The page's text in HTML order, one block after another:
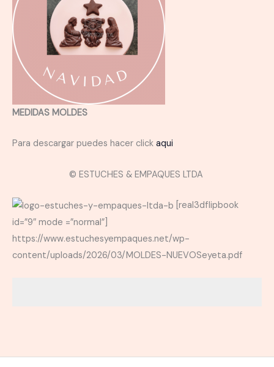
MEDIDAS MOLDES
Para descargar puedes hacer click aqui
© ESTUCHES & EMPAQUES LTDA
[real3dflipbook
id=”9″ mode =”normal”]
https://www.estuchesyempaques.net/wp-
content/uploads/2026/03/MOLDES-NUEVOSeyeta.pdf